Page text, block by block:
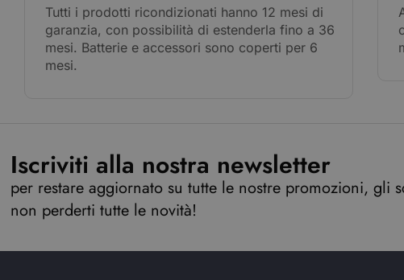
Tutti i prodotti ricondizionati hanno 12 mesi di
garanzia, con possibilità di estenderla fino a 36
mesi. Batterie e accessori sono coperti per 6
mesi.
Iscriviti alla nostra newsletter
per restare aggiornato su tutte le nostre promozioni, gli
non perderti tutte le novità!